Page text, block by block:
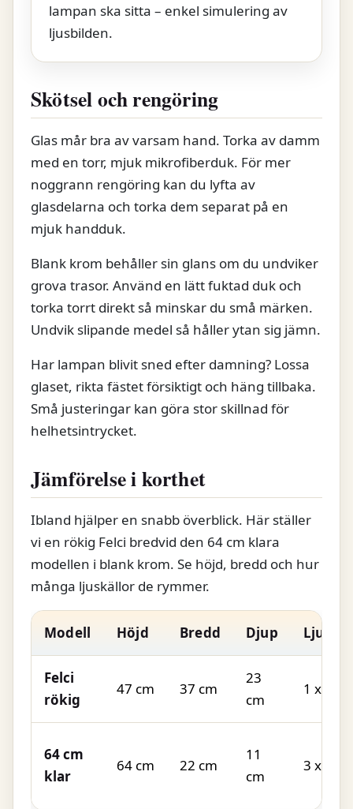
lampan ska sitta – enkel simulering av
ljusbilden.
Skötsel och rengöring
Glas mår bra av varsam hand. Torka av damm
med en torr, mjuk mikrofiberduk. För mer
noggrann rengöring kan du lyfta av
glasdelarna och torka dem separat på en
mjuk handduk.
Blank krom behåller sin glans om du undviker
grova trasor. Använd en lätt fuktad duk och
torka torrt direkt så minskar du små märken.
Undvik slipande medel så håller ytan sig jämn.
Har lampan blivit sned efter damning? Lossa
glaset, rikta fästet försiktigt och häng tillbaka.
Små justeringar kan göra stor skillnad för
helhetsintrycket.
Jämförelse i korthet
Ibland hjälper en snabb överblick. Här ställer
vi en rökig Felci bredvid den 64 cm klara
modellen i blank krom. Se höjd, bredd och hur
många ljuskällor de rymmer.
Modell Höjd Bredd Djup
Felci
rökig
47 cm 37 cm
23
cm
1 x E14
64 cm
klar
64 cm 22 cm
11
cm
3 x E14